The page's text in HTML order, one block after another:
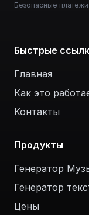
Безопасные
Быстрые
Главная
Как это
Контакты
Продукты
Генератор
Генератор
Цены